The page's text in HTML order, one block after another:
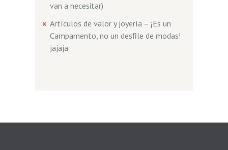
van a necesitar)
Artículos de valor y joyería – ¡Es un
Campamento, no un desfile de modas!
jajaja